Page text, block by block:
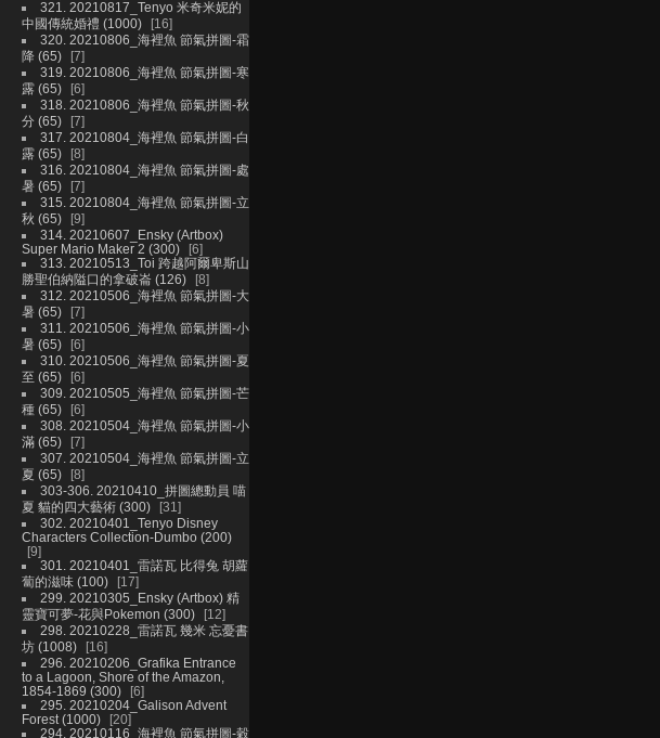
321. 20210817_Tenyo 米奇米妮的
中國傳統婚禮 (1000)
16
320. 20210806_海裡魚 節氣拼圖-霜
降 (65)
7
319. 20210806_海裡魚 節氣拼圖-寒
露 (65)
6
318. 20210806_海裡魚 節氣拼圖-秋
分 (65)
7
317. 20210804_海裡魚 節氣拼圖-白
露 (65)
8
316. 20210804_海裡魚 節氣拼圖-處
暑 (65)
7
315. 20210804_海裡魚 節氣拼圖-立
秋 (65)
9
314. 20210607_Ensky (Artbox)
Super Mario Maker 2 (300)
6
313. 20210513_Toi 跨越阿爾卑斯山
勝聖伯納隘口的拿破崙 (126)
8
312. 20210506_海裡魚 節氣拼圖-大
暑 (65)
7
311. 20210506_海裡魚 節氣拼圖-小
暑 (65)
6
310. 20210506_海裡魚 節氣拼圖-夏
至 (65)
6
309. 20210505_海裡魚 節氣拼圖-芒
種 (65)
6
308. 20210504_海裡魚 節氣拼圖-小
滿 (65)
7
307. 20210504_海裡魚 節氣拼圖-立
夏 (65)
8
303-306. 20210410_拼圖總動員 喵
夏 貓的四大藝術 (300)
31
302. 20210401_Tenyo Disney
Characters Collection-Dumbo (200)
9
301. 20210401_雷諾瓦 比得兔 胡蘿
蔔的滋味 (100)
17
299. 20210305_Ensky (Artbox) 精
靈寶可夢-花與Pokemon (300)
12
298. 20210228_雷諾瓦 幾米 忘憂書
坊 (1008)
16
296. 20210206_Grafika Entrance
to a Lagoon, Shore of the Amazon,
1854-1869 (300)
6
295. 20210204_Galison Advent
Forest (1000)
20
294. 20210116_海裡魚 節氣拼圖-穀